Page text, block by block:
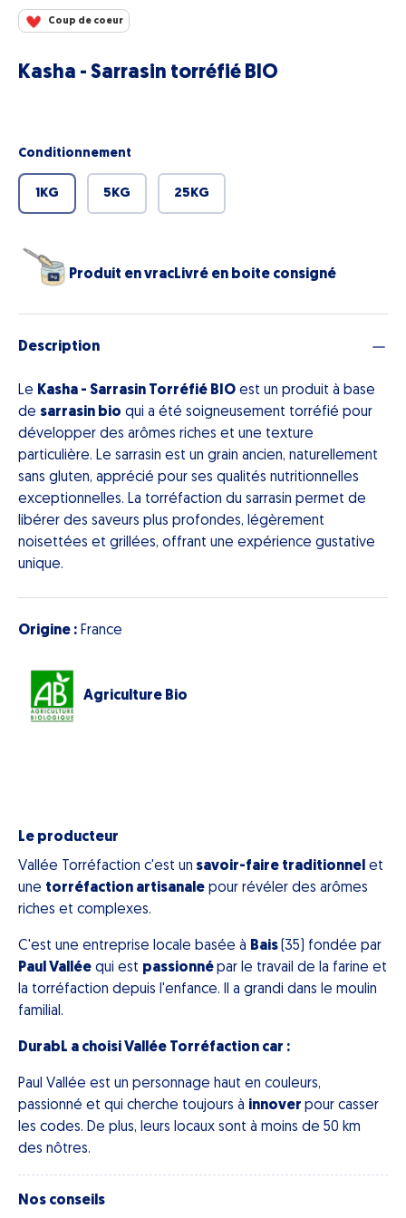
Coup de coeur
Kasha - Sarrasin torréfié BIO
Conditionnement
1KG 5KG 25KG
Produit en vracLivré en boite consigné
Description
Le Kasha - Sarrasin Torréfié BIO est un produit à base
de sarrasin bio qui a été soigneusement torréfié pour
développer des arômes riches et une texture
particulière. Le sarrasin est un grain ancien, naturellement
sans gluten, apprécié pour ses qualités nutritionnelles
exceptionnelles. La torréfaction du sarrasin permet de
libérer des saveurs plus profondes, légèrement
noisettées et grillées, offrant une expérience gustative
unique.
Origine : France
Agriculture Bio
Le producteur
Vallée Torréfaction c'est un savoir-faire traditionnel et
une torréfaction artisanale pour révéler des arômes
riches et complexes.
C'est une entreprise locale basée à Bais (35) fondée par
Paul Vallée qui est passionnépar le travail de la farine et
la torréfaction depuis l'enfance. Il a grandi dans le moulin
familial.
DurabL a choisi Vallée Torréfaction car :
Paul Vallée est un personnage haut en couleurs,
passionné et qui cherche toujours à innover pour casser
les codes. De plus, leurs locaux sont à moins de 50 km
des nôtres.
Nos conseils